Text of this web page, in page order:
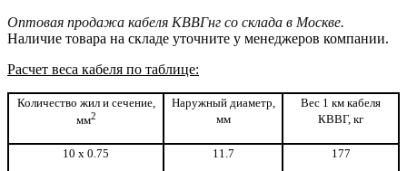
Оптовая продажа кабеля КВВГнг со склада в Москве.
Наличие товара на складе уточните у менеджеров компании.
Расчет веса кабеля по таблице:
Количество жил и сечение,
мм2
Наружный диаметр,
мм
Вес 1 км кабеля
КВВГ, кг
10 х 0.75 11.7 177